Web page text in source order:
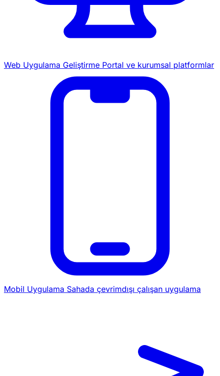
Web Uygulama Geliştirme Portal ve kurumsal platformlar
Mobil Uygulama Sahada çevrimdışı çalışan uygulama